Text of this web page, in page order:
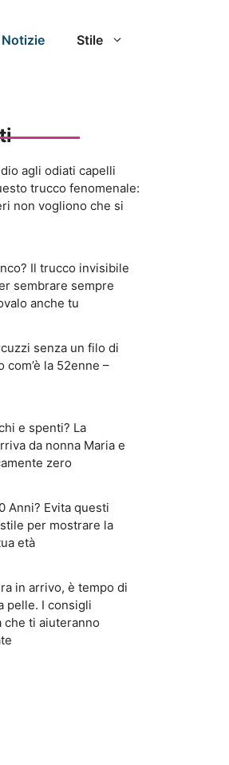
Notizie Stile
agli odiati capelli
trucco fenomenale:
non vogliono che si
Il trucco invisibile
sembrare sempre
anche tu
senza un filo di
com’è la 52enne –
e spenti? La
da nonna Maria e
zero
Anni? Evita questi
per mostrare la
età
in arrivo, è tempo di
pelle. I consigli
che ti aiuteranno